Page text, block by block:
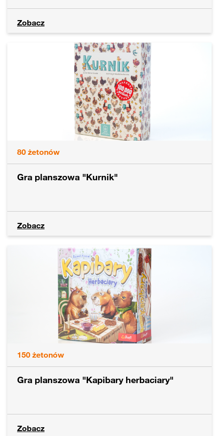
Zobacz
80 żetonów
Gra planszowa "Kurnik"
Zobacz
150 żetonów
Gra planszowa "Kapibary herbaciary"
Zobacz